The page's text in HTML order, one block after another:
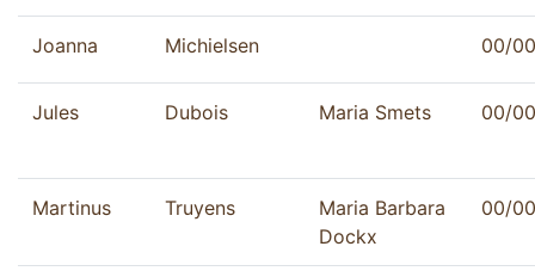
Joanna Michielsen 00/
Jules Dubois Maria Smets 00/
Martinus Truyens
Maria Barbara
Dockx
00/